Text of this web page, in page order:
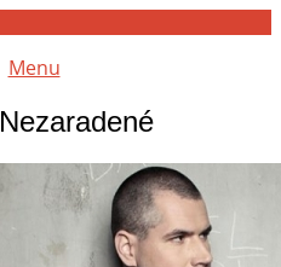
Menu
Nezaradené